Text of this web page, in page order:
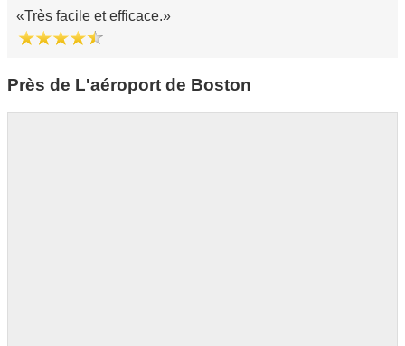
Très facile et efficace.
Près de L'aéroport de Boston